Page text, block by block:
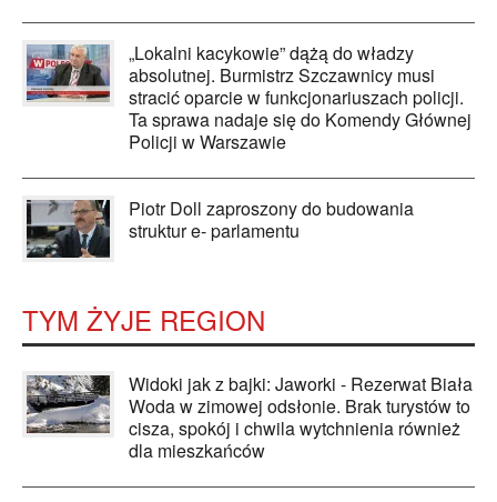
„Lokalni kacykowie” dążą do władzy
absolutnej. Burmistrz Szczawnicy musi
stracić oparcie w funkcjonariuszach policji.
Ta sprawa nadaje się do Komendy Głównej
Policji w Warszawie
Piotr Doll zaproszony do budowania
struktur e- parlamentu
TYM ŻYJE REGION
Widoki jak z bajki: Jaworki - Rezerwat Biała
Woda w zimowej odsłonie. Brak turystów to
cisza, spokój i chwila wytchnienia również
dla mieszkańców